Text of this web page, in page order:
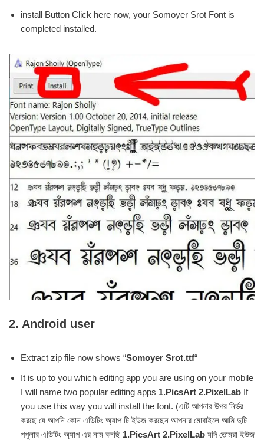
install Button Click here now, your Somoyer Srot Font is
completed installed.
2. Android user
Extract zip file now shows “Somoyer Srot.ttf“
It is up to you which editing app you are using on your mobile
I will name two popular editing apps 1.PicsArt 2.PixelLab If
you use this way you will install the font. (এটি আপনার উপর নির্ভর
করছে যে আপনি কোন এডিটিং অ্যাপ টি ইউজ করছেন আপনার মোবাইলে আমি দুটি
পপুলার এডিটিং অ্যাপ এর নাম বলছি 1.PicsArt 2.PixelLab যদি তোমরা ইউজ